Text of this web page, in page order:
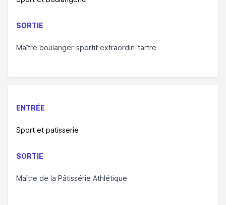
SORTIE
Maître boulanger-sportif extraordin-tartre
ENTRÉE
Sport et patisserie
SORTIE
Maître de la Pâtissérie Athlétique